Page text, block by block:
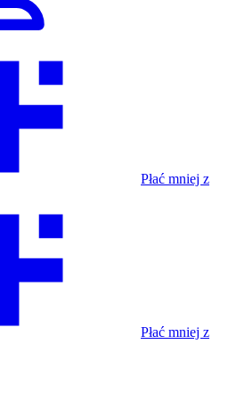
Płać mniej z
Płać mniej z